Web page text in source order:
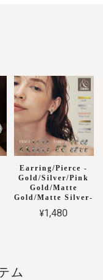
Earring/Pierce -
Gold/Silver/Pink
Gold/Matte
Gold/Matte Silver-
¥1,480
ム